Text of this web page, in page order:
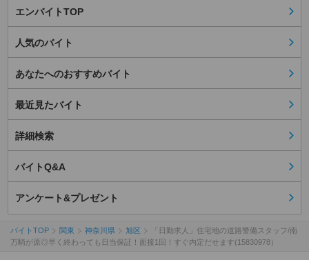
エンバイトTOP
人気のバイト
あなたへのおすすめバイト
最近見たバイト
詳細検索
バイトQ&A
アンケート&プレゼント
バイトTOP 関東 神奈川県 旭区
「日勤求人」住宅地の道路警備スタッフ/南
万騎が原◎早く終わっても日当保証！面接1回！すぐ内定だせます(15830978）